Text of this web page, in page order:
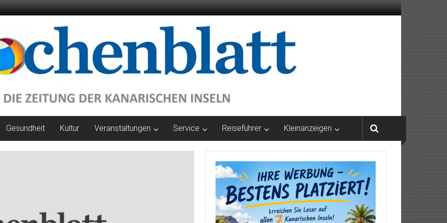
Gesundheit Kultur Veranstaltungen Service Reiseführer Kleinanzeigen